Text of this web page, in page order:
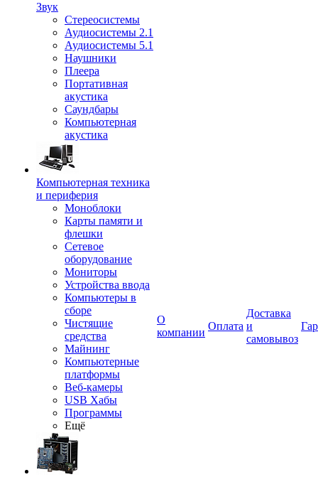
Звук
Стереосистемы
Аудиосистемы 2.1
Аудиосистемы 5.1
Наушники
Плеера
Портативная
акустика
Саундбары
Компьютерная
акустика
Компьютерная техника
и периферия
Моноблоки
Карты памяти и
флешки
Сетевое
оборудование
Мониторы
Устройства ввода
Компьютеры в
сборе
Чистящие
средства
Майнинг
Компьютерные
платформы
Веб-камеры
USB Хабы
Программы
Ещё
О
компании
Оплата
Доставка
и
самовывоз